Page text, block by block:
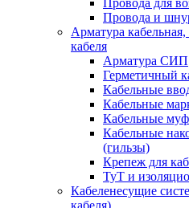
Провода для
Провода и
Арматура
кабеля
Арматура СИП
Герметичный
Кабельные
Кабельные
Кабельные
Кабельные
(гильзы)
Крепеж для
ТуТ и
Кабеленесущие
кабеля)